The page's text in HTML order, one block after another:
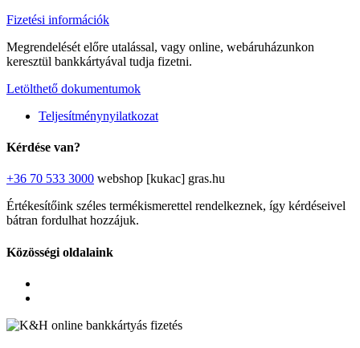
Fizetési információk
Megrendelését előre utalással, vagy online, webáruházunkon
keresztül bankkártyával tudja fizetni.
Letölthető dokumentumok
Teljesítménynyilatkozat
Kérdése van?
+36 70 533 3000 webshop [kukac] gras.hu
Értékesítőink széles termékismerettel rendelkeznek, így kérdéseivel
bátran fordulhat hozzájuk.
Közösségi oldalaink